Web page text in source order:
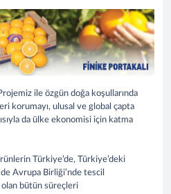
ile özgün doğa koşullarında
korumayı, ulusal ve global çapta
da ülke ekonomisi için katma
Türkiye’de, Türkiye’deki
Avrupa Birliği’nde tescil
olan bütün süreçleri